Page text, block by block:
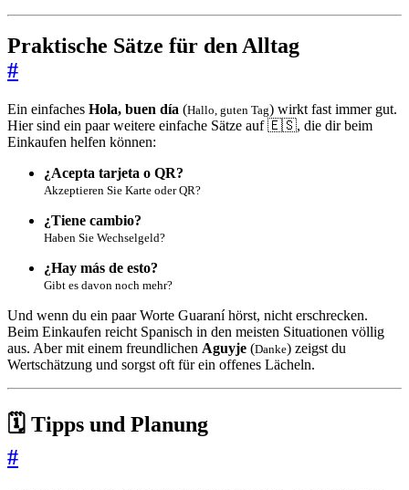
Praktische Sätze für den Alltag
#
Ein einfaches Hola, buen día (Hallo, guten Tag) wirkt fast immer gut.
Hier sind ein paar weitere einfache Sätze auf 🇪🇸, die dir beim
Einkaufen helfen können:
¿Acepta tarjeta o QR?
Akzeptieren Sie Karte oder QR?
¿Tiene cambio?
Haben Sie Wechselgeld?
¿Hay más de esto?
Gibt es davon noch mehr?
Und wenn du ein paar Worte Guaraní hörst, nicht erschrecken.
Beim Einkaufen reicht Spanisch in den meisten Situationen völlig
aus. Aber mit einem freundlichen Aguyje (Danke) zeigst du
Wertschätzung und sorgst oft für ein offenes Lächeln.
🗓️ Tipps und Planung
#